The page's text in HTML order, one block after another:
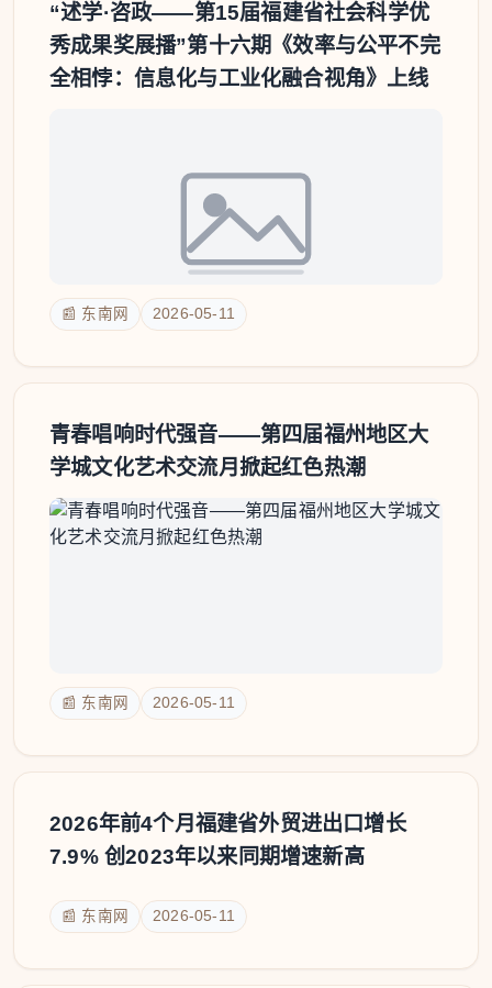
“述学·咨政——第15届福建省社会科学优
秀成果奖展播”第十六期《效率与公平不完
全相悖：信息化与工业化融合视角》上线
📰 东南网 2026-05-11
青春唱响时代强音——第四届福州地区大
学城文化艺术交流月掀起红色热潮
📰 东南网 2026-05-11
2026年前4个月福建省外贸进出口增长
7.9% 创2023年以来同期增速新高
📰 东南网 2026-05-11